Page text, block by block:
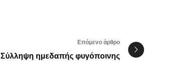
Επόμενο άρθρο
Σύλληψη ημεδαπής φυγόποινης